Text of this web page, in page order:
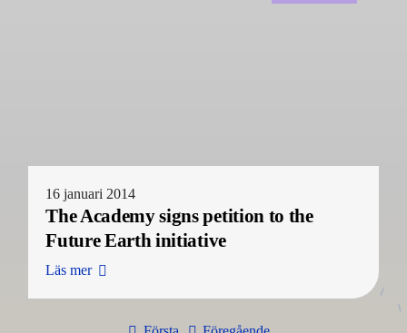
16 januari 2014
The Academy signs petition to the
Future Earth initiative
Läs mer